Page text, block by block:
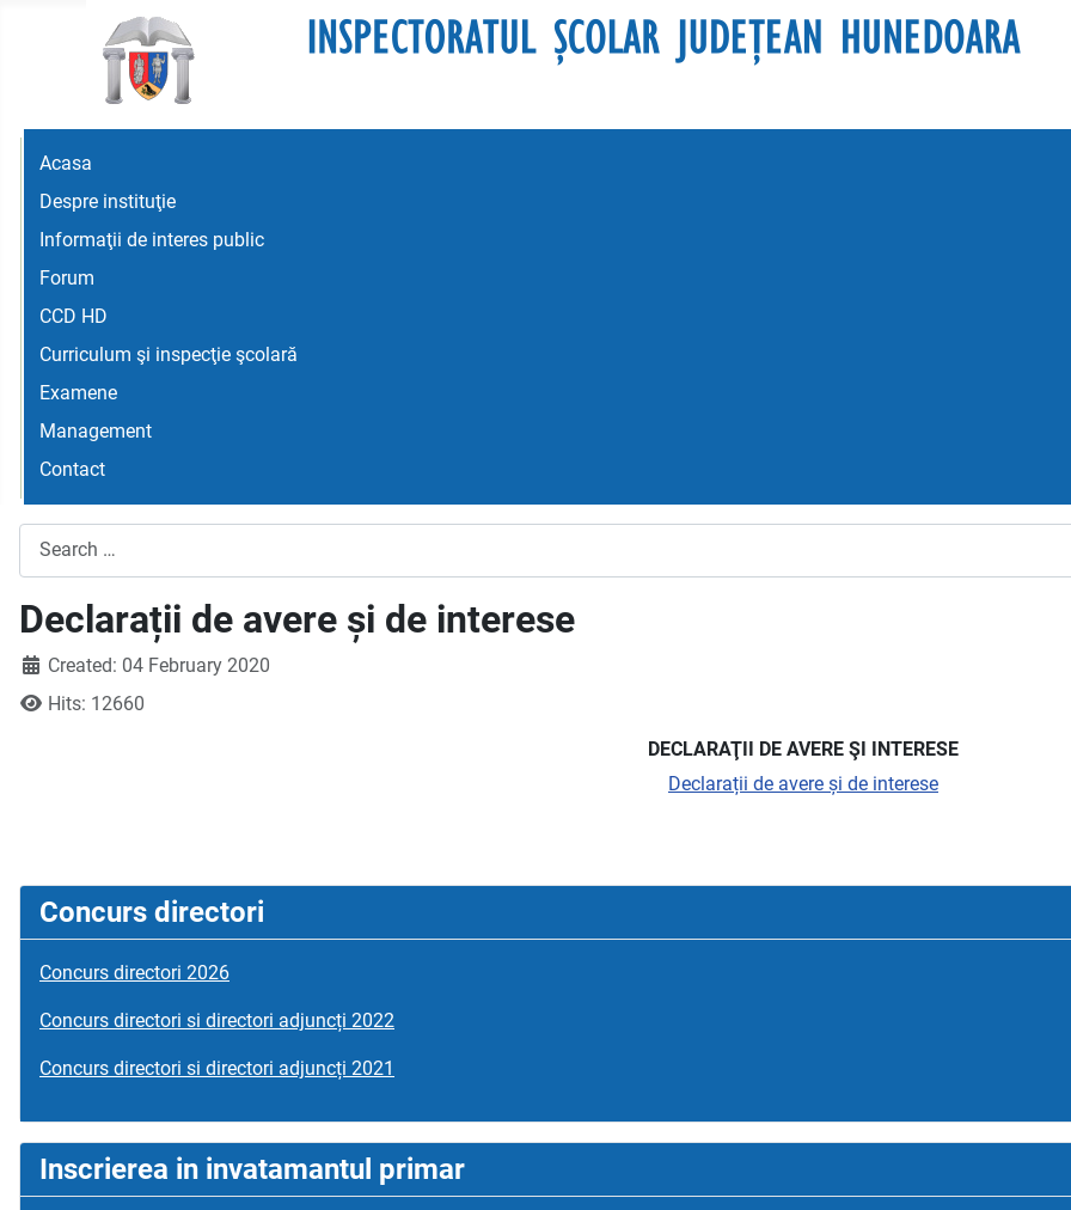
Acasa
Despre instituţie
Informaţii de interes public
Forum
CCD HD
Curriculum şi inspecţie şcolară
Examene
Management
Contact
Declarații de avere și de interese
Created: 04 February 2020
Hits: 12660
DECLARAŢII DE AVERE ŞI INTERESE
Declarații de avere și de interese
Concurs directori
Concurs directori 2026
Concurs directori si directori adjuncți 2022
Concurs directori si directori adjuncți 2021
Inscrierea in invatamantul primar